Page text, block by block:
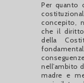
Per quanto
concepito,
che il
della
nell’ambito
madre e